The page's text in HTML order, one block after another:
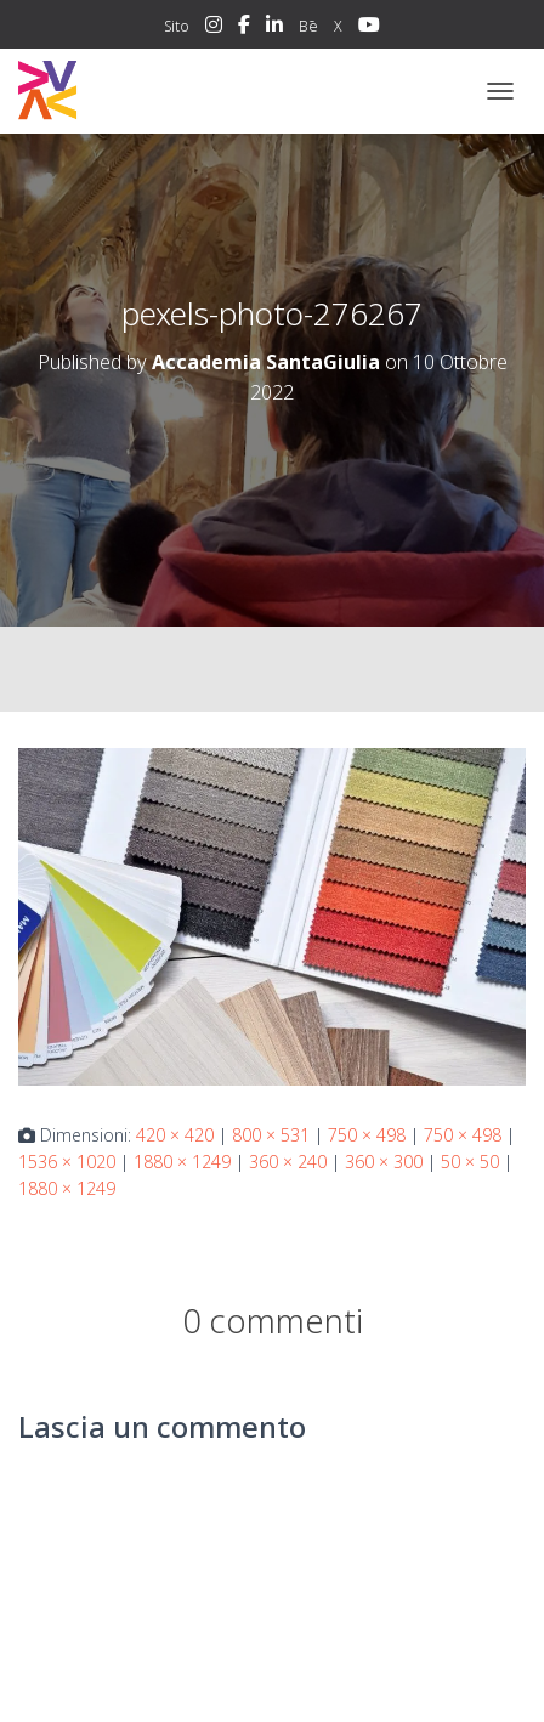
Sito Bē X
pexels-photo-276267
Published byAccademia SantaGiulia on10 Ottobre
2022
Dimensioni: 420 × 420 | 800 × 531 | 750 × 498 | 750 × 498 |
1536 × 1020 | 1880 × 1249 | 360 × 240 | 360 × 300 | 50 × 50 |
1880 × 1249
0 commenti
Lascia un commento